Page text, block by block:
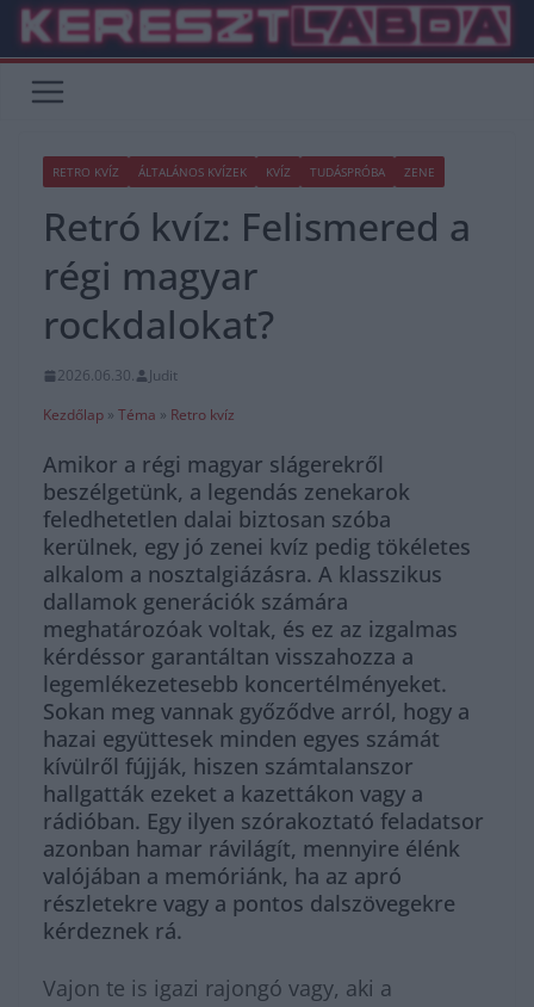
Skip
content
RETRO KVÍZ ÁLTALÁNOS KVÍZEK KVÍZ TUDÁSPRÓBA ZENE
Retró kvíz: Felismered a
régi magyar
rockdalokat?
2026.06.30.
Judit
Kezdőlap » Téma » Retro kvíz
Amikor a régi magyar slágerekről
beszélgetünk, a legendás zenekarok
feledhetetlen dalai biztosan szóba
kerülnek, egy jó zenei kvíz pedig tökéletes
alkalom a nosztalgiázásra. A klasszikus
dallamok generációk számára
meghatározóak voltak, és ez az izgalmas
kérdéssor garantáltan visszahozza a
legemlékezetesebb koncertélményeket.
Sokan meg vannak győződve arról, hogy a
hazai együttesek minden egyes számát
kívülről fújják, hiszen számtalanszor
hallgatták ezeket a kazettákon vagy a
rádióban. Egy ilyen szórakoztató feladatsor
azonban hamar rávilágít, mennyire élénk
valójában a memóriánk, ha az apró
részletekre vagy a pontos dalszövegekre
kérdeznek rá.
Vajon te is igazi rajongó vagy, aki a